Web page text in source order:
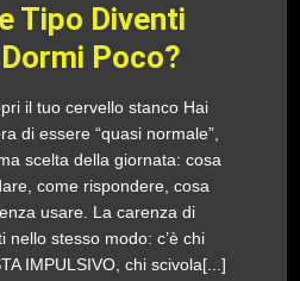
Tipo Diventi
Poco?
il tuo cervello stanco Hai
di essere “quasi normale”,
scelta della giornata: cosa
come rispondere, cosa
usare. La carenza di
nello stesso modo: c’è chi
IMPULSIVO, chi scivola[...]